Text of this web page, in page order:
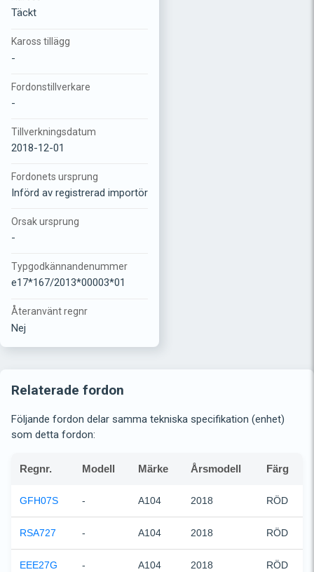
Täckt
Kaross tillägg
-
Fordonstillverkare
-
Tillverkningsdatum
2018-12-01
Fordonets ursprung
Införd av registrerad importör
Orsak ursprung
-
Typgodkännandenummer
e17*167/2013*00003*01
Återanvänt regnr
Nej
Relaterade fordon
Följande fordon delar samma tekniska specifikation (enhet)
som detta fordon:
Regnr. Modell Märke Årsmodell Färg
GFH07S - A104 2018 RÖD
RSA727 - A104 2018 RÖD
EEE27G - A104 2018 RÖD